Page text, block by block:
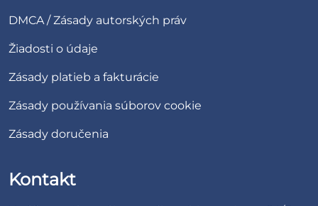
DMCA / Zásady autorských práv
Žiadosti o údaje
Zásady platieb a fakturácie
Zásady používania súborov cookie
Zásady doručenia
Kontakt